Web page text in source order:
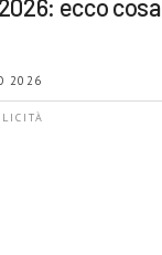
ecco cosa
2026